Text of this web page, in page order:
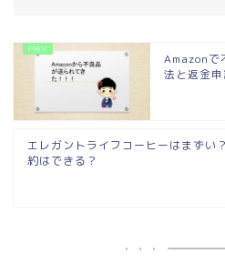
Amazonで
法と返金申
エレガントライフコーヒーはまずい
約はできる？